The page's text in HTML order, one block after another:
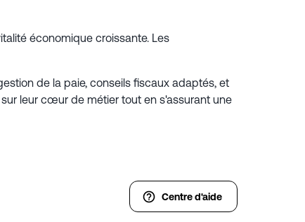
économique croissante. Les
de la paie, conseils fiscaux adaptés, et
leur cœur de métier tout en s'assurant une
Centre d'aide